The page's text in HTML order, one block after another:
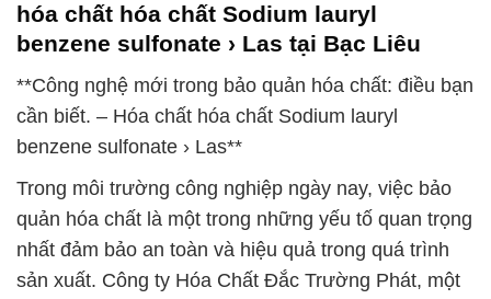
hóa chất hóa chất Sodium lauryl
benzene sulfonate › Las tại Bạc Liêu
**Công nghệ mới trong bảo quản hóa chất: điều bạn
cần biết. – Hóa chất hóa chất Sodium lauryl
benzene sulfonate › Las**
Trong môi trường công nghiệp ngày nay, việc bảo
quản hóa chất là một trong những yếu tố quan trọng
nhất đảm bảo an toàn và hiệu quả trong quá trình
sản xuất. Công ty Hóa Chất Đắc Trường Phát, một